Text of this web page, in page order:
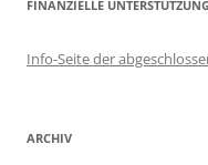
FINANZIELLE UNTERSTÜTZUNG
Info-Seite der
ARCHIV